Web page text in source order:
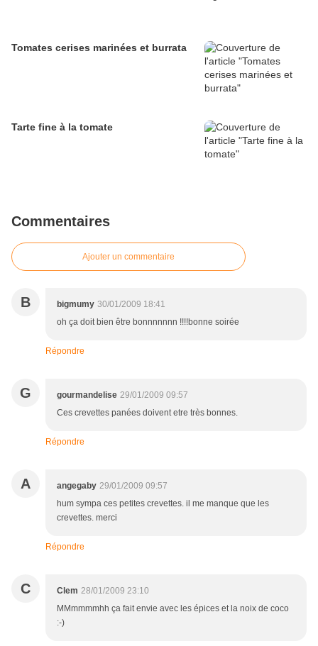
Tomates cerises marinées et burrata
Tarte fine à la tomate
Commentaires
Ajouter un commentaire
B bigmumy 30/01/2009 18:41
oh ça doit bien être bonnnnnnn !!!!bonne soirée
Répondre
G gourmandelise 29/01/2009 09:57
Ces crevettes panées doivent etre très bonnes.
Répondre
A angegaby 29/01/2009 09:57
hum sympa ces petites crevettes. il me manque que les
crevettes. merci
Répondre
C Clem 28/01/2009 23:10
MMmmmmhh ça fait envie avec les épices et la noix de coco
:-)